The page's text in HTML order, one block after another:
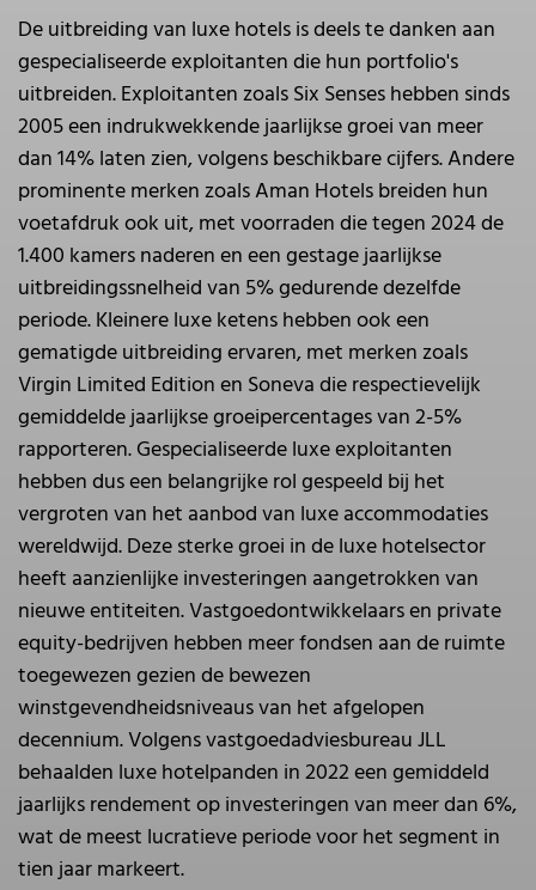
De uitbreiding van luxe hotels is deels te danken aan
gespecialiseerde exploitanten die hun portfolio's
uitbreiden. Exploitanten zoals Six Senses hebben sinds
2005 een indrukwekkende jaarlijkse groei van meer
dan 14% laten zien, volgens beschikbare cijfers. Andere
prominente merken zoals Aman Hotels breiden hun
voetafdruk ook uit, met voorraden die tegen 2024 de
1.400 kamers naderen en een gestage jaarlijkse
uitbreidingssnelheid van 5% gedurende dezelfde
periode. Kleinere luxe ketens hebben ook een
gematigde uitbreiding ervaren, met merken zoals
Virgin Limited Edition en Soneva die respectievelijk
gemiddelde jaarlijkse groeipercentages van 2-5%
rapporteren. Gespecialiseerde luxe exploitanten
hebben dus een belangrijke rol gespeeld bij het
vergroten van het aanbod van luxe accommodaties
wereldwijd. Deze sterke groei in de luxe hotelsector
heeft aanzienlijke investeringen aangetrokken van
nieuwe entiteiten. Vastgoedontwikkelaars en private
equity-bedrijven hebben meer fondsen aan de ruimte
toegewezen gezien de bewezen
winstgevendheidsniveaus van het afgelopen
decennium. Volgens vastgoedadviesbureau JLL
behaalden luxe hotelpanden in 2022 een gemiddeld
jaarlijks rendement op investeringen van meer dan 6%,
wat de meest lucratieve periode voor het segment in
tien jaar markeert.